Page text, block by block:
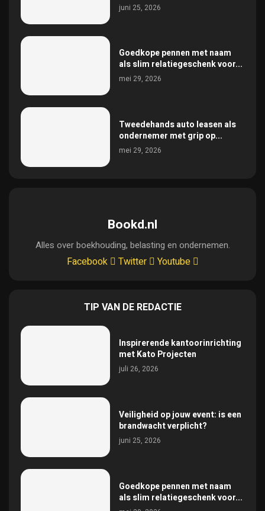
juni 25, 2026
Goedkope pennen met naam
als slim relatiegeschenk voor...
mei 29, 2026
Tweedehands auto leasen als
ondernemer met grip op...
mei 29, 2026
Bookd.nl
Alles over boekhouding, belasting en ondernemen.
Facebook Twitter Youtube
TIP VAN DE REDACTIE
Inspirerende kantoorinrichting
met Kato Projecten
juli 26, 2026
Veiligheid op jouw event: is een
brandwacht verplicht?
juni 25, 2026
Goedkope pennen met naam
als slim relatiegeschenk voor...